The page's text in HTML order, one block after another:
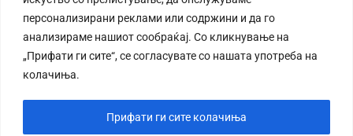
персонализирани реклами или содржини и да го
анализираме нашиот сообраќај. Со кликнување на
„Прифати ги сите“, се согласувате со нашата употреба на
колачиња.
Прифати ги сите колачиња